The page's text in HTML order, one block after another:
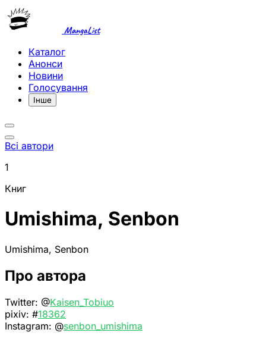
MangaList
Каталог
Анонси
Новини
Голосування
Інше
Всі автори
1
Книг
Umishima, Senbon
Umishima, Senbon
Про автора
Twitter: @Kaisen_Tobiuo
pixiv: #18362
Instagram: @senbon_umishima